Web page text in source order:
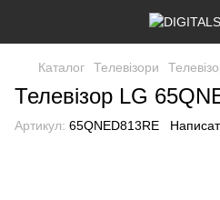
Каталог Телевізори
Телевізор LG
Артикул: 65QNED813RE